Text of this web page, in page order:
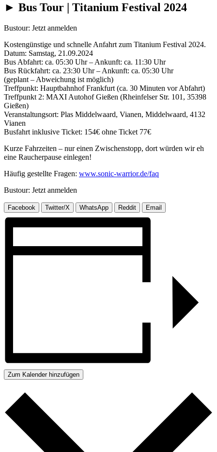
► Bus Tour | Titanium Festival 2024
Bustour: Jetzt anmelden
Kostengünstige und schnelle Anfahrt zum Titanium Festival 2024.
Datum: Samstag, 21.09.2024
Bus Abfahrt: ca. 05:30 Uhr – Ankunft: ca. 11:30 Uhr
Bus Rückfahrt: ca. 23:30 Uhr – Ankunft: ca. 05:30 Uhr
(geplant – Abweichung ist möglich)
Treffpunkt: Hauptbahnhof Frankfurt (ca. 30 Minuten vor Abfahrt)
Treffpunkt 2: MAXI Autohof Gießen (Rheinfelser Str. 101, 35398
Gießen)
Veranstaltungsort: Plas Middelwaard, Vianen, Middelwaard, 4132
Vianen
Busfahrt inklusive Ticket: 154€ ohne Ticket 77€
Kurze Fahrzeiten – nur einen Zwischenstopp, dort würden wir eh
eine Raucherpause einlegen!
Häufig gestellte Fragen: www.sonic-warrior.de/faq
Bustour: Jetzt anmelden
Facebook Twitter/X WhatsApp Reddit Email
Zum Kalender hinzufügen